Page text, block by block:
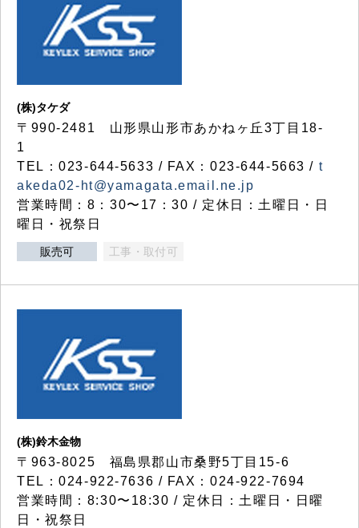
(株)タケダ
〒990-2481 山形県山形市あかねヶ丘3丁目18-
1
TEL：023-644-5633 / FAX：023-644-5663 / t
akeda02-ht@yamagata.email.ne.jp
営業時間：8：30〜17：30 / 定休日：土曜日・日
曜日・祝祭日
販売可 工事・取付可
(株)鈴木金物
〒963-8025 福島県郡山市桑野5丁目15-6
TEL：024-922-7636 / FAX：024-922-7694
営業時間：8:30〜18:30 / 定休日：土曜日・日曜
日・祝祭日